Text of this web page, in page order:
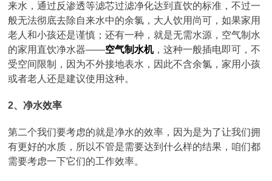
来水，通过反渗透等滤芯过滤净化达到直饮的标准，不过一
般无法彻底去除自来水中的余氯，大人饮用尚可，如果家用
老人和小孩还是谨慎；还有一种，就是无需水源，空气制水
的家用直饮净水器——空气制水机，这种一般插电即可，不
受空间限制，因为不外接地表水，因此不含余氯，家用小孩
或者老人还是建议使用这种。
2、净水效率
第二个我们要考虑的就是净水的效率，因为是为了让我们拥
有更好的水质，所以不管是需要达到什么样的结果，咱们都
需要考虑一下它们的工作效率。